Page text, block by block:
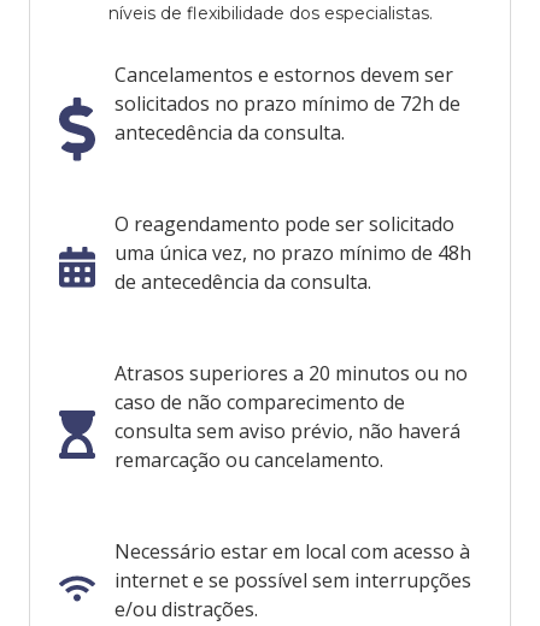
níveis de flexibilidade dos especialistas.
Cancelamentos e estornos devem ser
solicitados no prazo mínimo de 72h de
antecedência da consulta.
O reagendamento pode ser solicitado
uma única vez, no prazo mínimo de 48h
de antecedência da consulta.
Atrasos superiores a 20 minutos ou no
caso de não comparecimento de
consulta sem aviso prévio, não haverá
remarcação ou cancelamento.
Necessário estar em local com acesso à
internet e se possível sem interrupções
e/ou distrações.